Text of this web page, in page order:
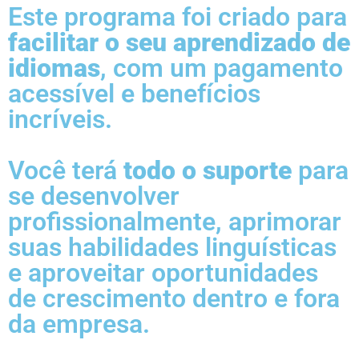
Este programa foi criado para
facilitar o seu aprendizado de
idiomas, com um pagamento
acessível e benefícios
incríveis.
Você terá todo o suporte para
se desenvolver
profissionalmente, aprimorar
suas habilidades linguísticas
e aproveitar oportunidades
de crescimento dentro e fora
da empresa.